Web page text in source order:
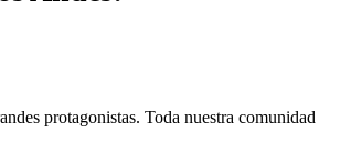
protagonistas. Toda nuestra comunidad